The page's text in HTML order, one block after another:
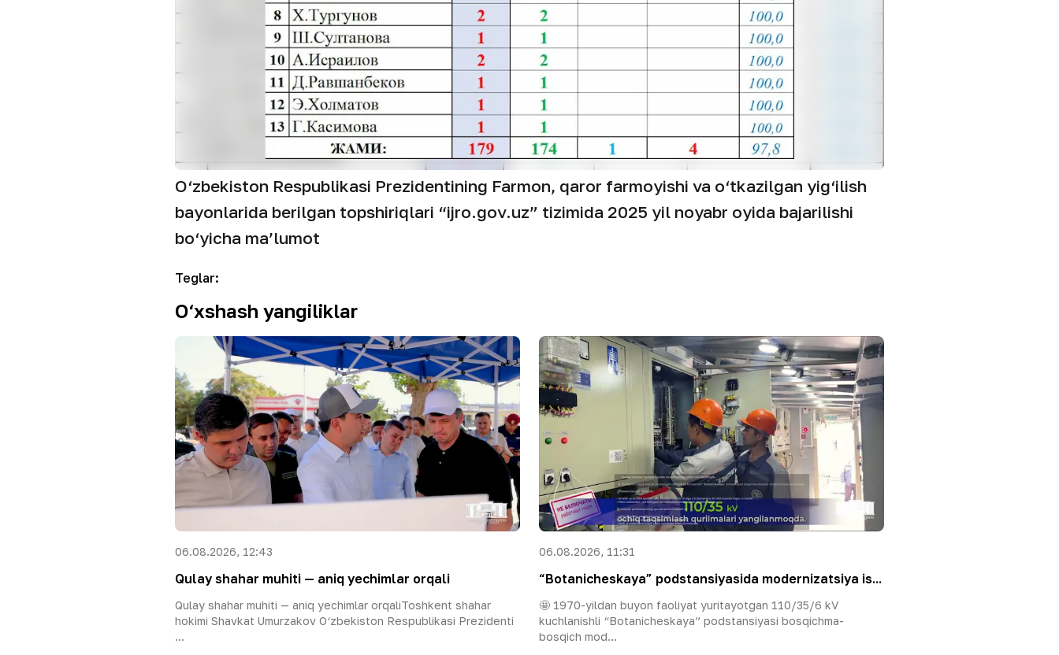
O‘zbekiston Respublikasi Prezidentining Farmon, qaror farmoyishi va o‘tkazilgan yig‘ilish
bayonlarida berilgan topshiriqlari “ijro.gov.uz” tizimida 2025 yil noyabr oyida bajarilishi
bo‘yicha ma’lumot
Teglar:
O‘xshash yangiliklar
06.08.2026, 12:43
Qulay shahar muhiti — aniq yechimlar orqali
Qulay shahar muhiti — aniq yechimlar orqaliToshkent shahar
hokimi Shavkat Umurzakov O‘zbekiston Respublikasi Prezidenti
...
06.08.2026, 11:31
“Botanicheskaya” podstansiyasida modernizatsiya is...
🤩 1970-yildan buyon faoliyat yuritayotgan 110/35/6 kV
kuchlanishli “Botanicheskaya” podstansiyasi bosqichma-
bosqich mod...